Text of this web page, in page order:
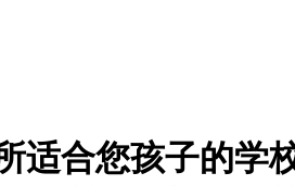
适合您孩子的学